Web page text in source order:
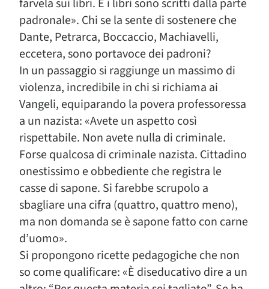
farvela sui libri. E i libri sono scritti dalla parte
padronale». Chi se la sente di sostenere che
Dante, Petrarca, Boccaccio, Machiavelli,
eccetera, sono portavoce dei padroni?
In un passaggio si raggiunge un massimo di
violenza, incredibile in chi si richiama ai
Vangeli, equiparando la povera professoressa
a un nazista: «Avete un aspetto così
rispettabile. Non avete nulla di criminale.
Forse qualcosa di criminale nazista. Cittadino
onestissimo e obbediente che registra le
casse di sapone. Si farebbe scrupolo a
sbagliare una cifra (quattro, quattro meno),
ma non domanda se è sapone fatto con carne
d’uomo».
Si propongono ricette pedagogiche che non
so come qualificare: «È diseducativo dire a un